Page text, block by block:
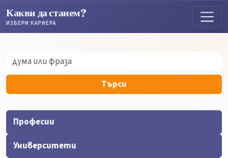
Какви да станем?
ИЗБЕРИ КАРИЕРА
Търси
Професии
Университети